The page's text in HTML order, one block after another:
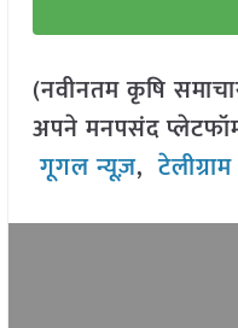
(नवीनतम कृषि
अपने मनपसंद
गूगल न्यूज़,टेलीग्राम